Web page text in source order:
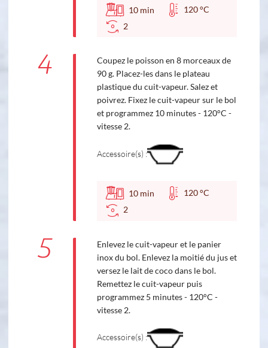
10 min
120 °C
2
4
Coupez le poisson en 8 morceaux de
90 g. Placez-les dans le plateau
plastique du cuit-vapeur. Salez et
poivrez. Fixez le cuit-vapeur sur le bol
et programmez 10 minutes - 120°C -
vitesse 2.
Accessoire(s) :
10 min
120 °C
2
5
Enlevez le cuit-vapeur et le panier
inox du bol. Enlevez la moitié du jus et
versez le lait de coco dans le bol.
Remettez le cuit-vapeur puis
programmez 5 minutes - 120°C -
vitesse 2.
Accessoire(s) :